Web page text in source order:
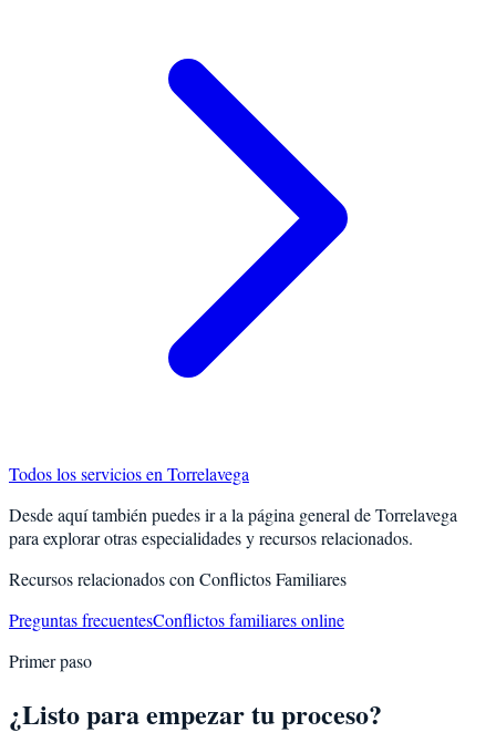
Todos los servicios en Torrelavega
Desde aquí también puedes ir a la página general deTorrelavega
para explorar otras especialidades y recursos relacionados.
Recursos relacionados con Conflictos Familiares
Preguntas frecuentesConflictos familiares online
Primer paso
¿Listo para empezar tu proceso?